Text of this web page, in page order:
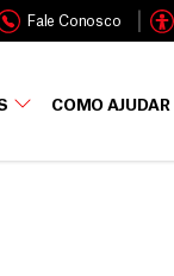
Fale Conosco
COMO AJUDAR